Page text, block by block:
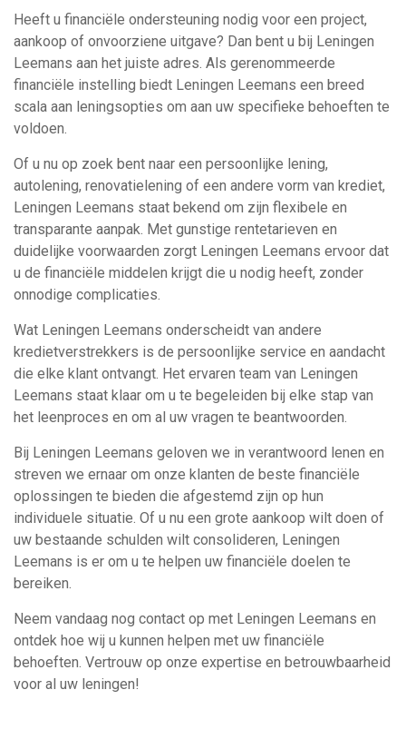
Heeft u financiële ondersteuning nodig voor een project,
aankoop of onvoorziene uitgave? Dan bent u bij Leningen
Leemans aan het juiste adres. Als gerenommeerde
financiële instelling biedt Leningen Leemans een breed
scala aan leningsopties om aan uw specifieke behoeften te
voldoen.
Of u nu op zoek bent naar een persoonlijke lening,
autolening, renovatielening of een andere vorm van krediet,
Leningen Leemans staat bekend om zijn flexibele en
transparante aanpak. Met gunstige rentetarieven en
duidelijke voorwaarden zorgt Leningen Leemans ervoor dat
u de financiële middelen krijgt die u nodig heeft, zonder
onnodige complicaties.
Wat Leningen Leemans onderscheidt van andere
kredietverstrekkers is de persoonlijke service en aandacht
die elke klant ontvangt. Het ervaren team van Leningen
Leemans staat klaar om u te begeleiden bij elke stap van
het leenproces en om al uw vragen te beantwoorden.
Bij Leningen Leemans geloven we in verantwoord lenen en
streven we ernaar om onze klanten de beste financiële
oplossingen te bieden die afgestemd zijn op hun
individuele situatie. Of u nu een grote aankoop wilt doen of
uw bestaande schulden wilt consolideren, Leningen
Leemans is er om u te helpen uw financiële doelen te
bereiken.
Neem vandaag nog contact op met Leningen Leemans en
ontdek hoe wij u kunnen helpen met uw financiële
behoeften. Vertrouw op onze expertise en betrouwbaarheid
voor al uw leningen!